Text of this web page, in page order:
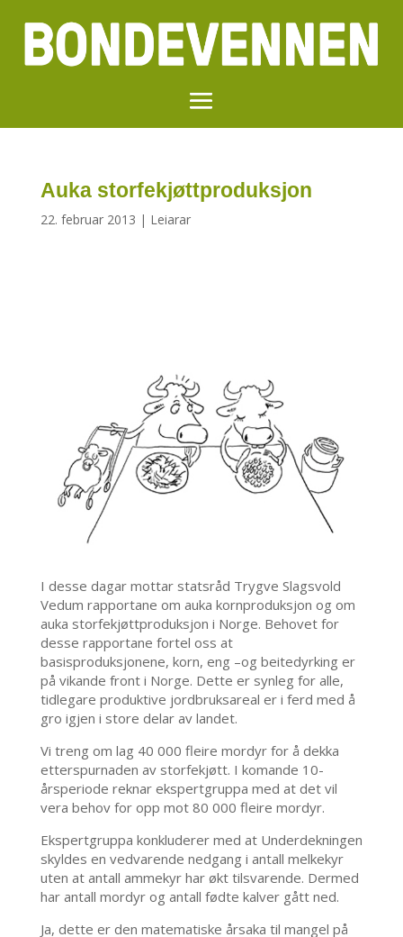
Auka storfekjøttproduksjon
22. februar 2013 | Leiarar
I desse dagar mottar statsråd Trygve Slagsvold
Vedum rapportane om auka kornproduksjon og om
auka storfekjøttproduksjon i Norge. Behovet for
desse rapportane fortel oss at
basisproduksjonene, korn, eng –og beitedyrking er
på vikande front i Norge. Dette er synleg for alle,
tidlegare produktive jordbruksareal er i ferd med å
gro igjen i store delar av landet.
Vi treng om lag 40 000 fleire mordyr for å dekka
etterspurnaden av storfekjøtt. I komande 10-
årsperiode reknar ekspertgruppa med at det vil
vera behov for opp mot 80 000 fleire mordyr.
Ekspertgruppa konkluderer med at Underdekningen
skyldes en vedvarende nedgang i antall melkekyr
uten at antall ammekyr har økt tilsvarende. Dermed
har antall mordyr og antall fødte kalver gått ned.
Ja, dette er den matematiske årsaka til mangel på